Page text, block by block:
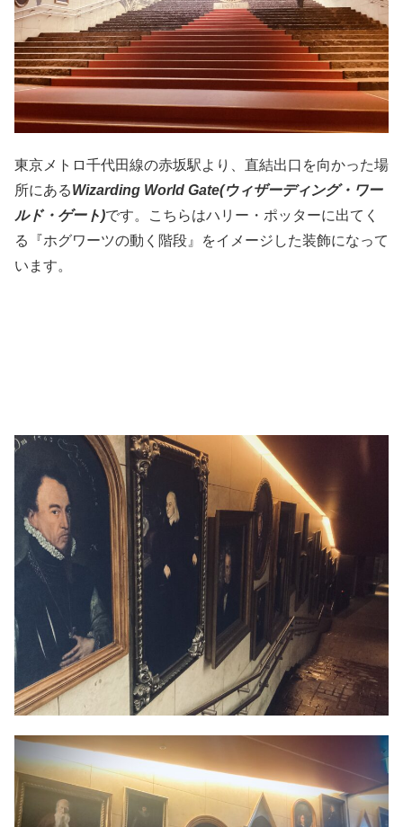
東京メトロ千代田線の赤坂駅より、直結出口を向かった場
所にあるWizarding World Gate(ウィザーディング・ワー
ルド・ゲート)です。こちらはハリー・ポッターに出てく
る『ホグワーツの動く階段』をイメージした装飾になって
います。